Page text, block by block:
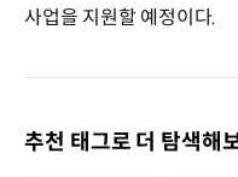
사업을 지원할 예정이다.
추천 태그로 더 탐색해